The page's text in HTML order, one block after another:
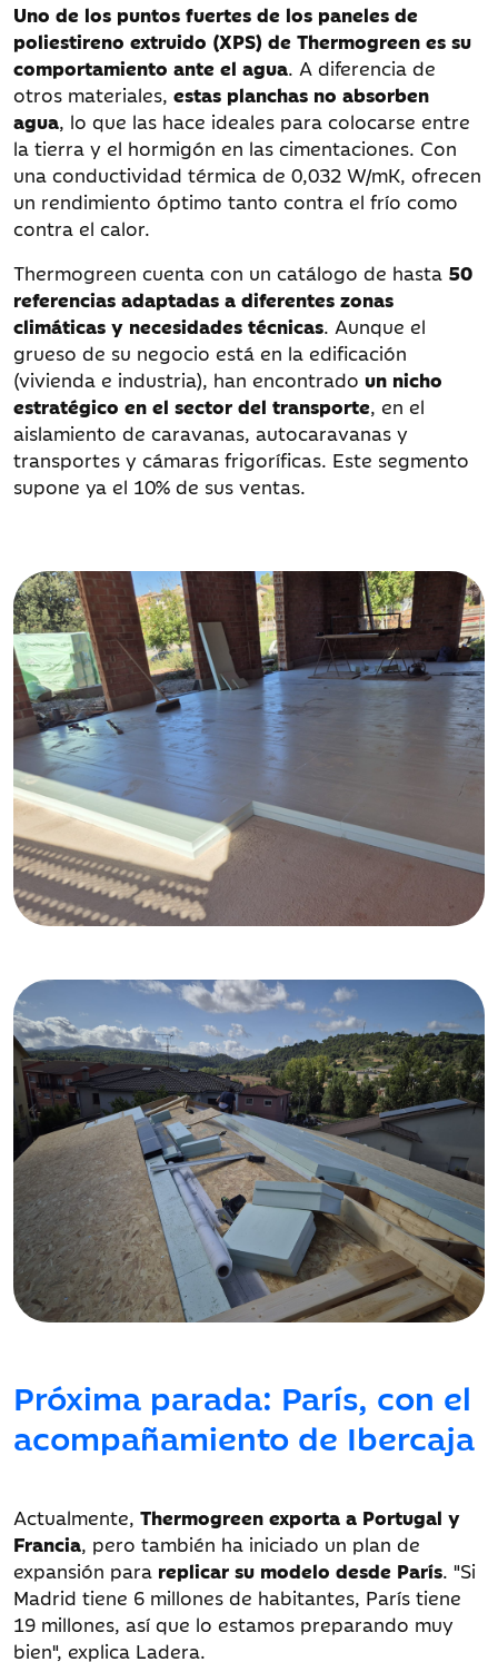
Uno de los puntos fuertes de los paneles de
poliestireno extruido (XPS) de Thermogreen es su
comportamiento ante el agua. A diferencia de
otros materiales, estas planchas no absorben
agua, lo que las hace ideales para colocarse entre
la tierra y el hormigón en las cimentaciones. Con
una conductividad térmica de 0,032 W/mK, ofrecen
un rendimiento óptimo tanto contra el frío como
contra el calor.
Thermogreen cuenta con un catálogo de hasta 50
referencias adaptadas a diferentes zonas
climáticas y necesidades técnicas. Aunque el
grueso de su negocio está en la edificación
(vivienda e industria), han encontrado un nicho
estratégico en el sector del transporte, en el
aislamiento de caravanas, autocaravanas y
transportes y cámaras frigoríficas. Este segmento
supone ya el 10% de sus ventas.
Próxima parada: París, con el
acompañamiento de Ibercaja
Actualmente, Thermogreen exporta a Portugal y
Francia, pero también ha iniciado un plan de
expansión para replicar su modelo desde París. "Si
Madrid tiene 6 millones de habitantes, París tiene
19 millones, así que lo estamos preparando muy
bien", explica Ladera.